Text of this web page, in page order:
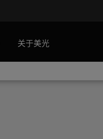
关于美光